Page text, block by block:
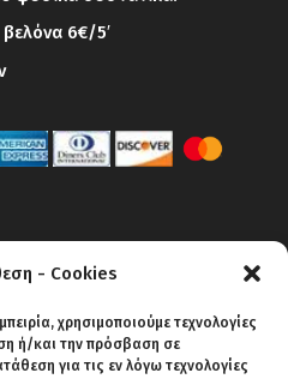
- Cookies
χρησιμοποιούμε τεχνολογίες
ή/και την πρόσβαση σε
για τις εν λόγω τεχνολογίες
βελόνα 6€/5′
Cookies